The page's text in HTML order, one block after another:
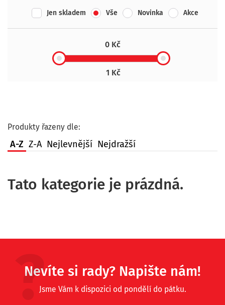
Jen skladem Vše Novinka Akce
0 Kč
1 Kč
Produkty řazeny dle:
A-Z Z-A Nejlevnější Nejdražší
Tato kategorie je prázdná.
Nevíte si rady? Napište nám!
Jsme Vám k dispozici od pondělí do pátku.